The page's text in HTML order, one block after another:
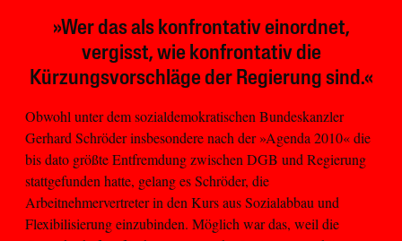
»Wer das als konfrontativ einordnet,
vergisst, wie konfrontativ die
Kürzungsvorschläge der Regierung sind.«
Obwohl unter dem sozialdemokratischen Bundeskanzler
Gerhard Schröder insbesondere nach der »Agenda 2010« die
bis dato größte Entfremdung zwischen DGB und Regierung
stattgefunden hatte, gelang es Schröder, die
Arbeitnehmervertreter in den Kurs aus Sozialabbau und
Flexibilisierung einzubinden. Möglich war das, weil die